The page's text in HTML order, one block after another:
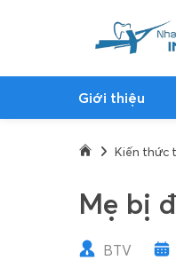
Giới thiệu
Kiến thức
Mẹ bị
BTV